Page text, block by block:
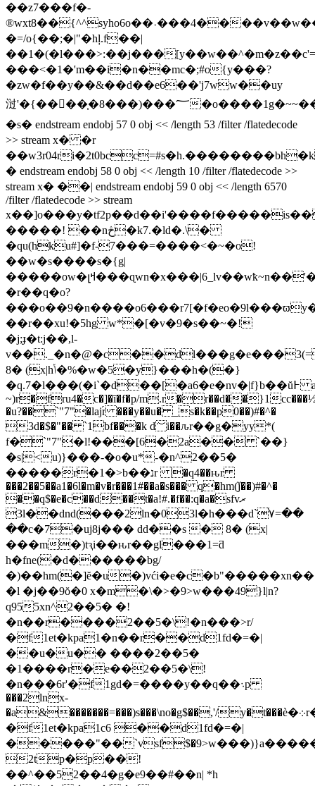
��z7���f�-
®wxt8��{^^syho6o��˓���4��
�=/o{��;�|"�hļ.f��|
��1�(�l���>:��j���
���<�1�'m��i�n��mc�;#o{y���?
�zw�f��y��&��d��e6��'j7ww��uy
㳡'�{���ٍ�֧�8���)���؅�o����1g�~~��o�s��o!e�?
�s� endstream endobj 57 0 obj << /length 53 /filter /flatedecode
>> stream x� �r
� endstream endobj 58 0 obj << /length 10 /filter /flatedecode >>
stream x� ��| endstream endobj 59 0 obj << /length 6570
/filter /flatedecode >> stream
�����! ��nڅ�k7.�ld�.\�
�qu(hku#]�f-7���=����<�~�o!
��w�s����s�{g|
�����ow�լߞ���ɋwn�x���|6_lv��wҟ~n��'��� '_����k'���j��ο�l��v </ֳ
�r��q�o?
��r��xu!�5hg w*�[�v�9�s��~�!
�j;ɟ�t:j��,l-
8� (x|hݳ�%�w�5�y}���h�(�}
�q.7�l���(�i`�d��[�a6�e�nv�|f}b��ŭ߅ a
~)r�fru4�c�]�ī�f�p/m.r�r��d��}1
�u?��`"7"�laj֜r ���y��u� _s�k��p0��)#�^�
3d�$�"�� `1bf���k d؅i��ԉr��g�yy*(
f�`"7"�l!���[6�2a�� `��}
�s|<u)}���-�o�u*-�n^2��5�
�����r�1�>b��נr �q4��ԋr
���2��5��a1�6l�m�v�r���1#��a�s��� q�hm(ǰ��)#�^�
��q$�e�c��d��t�a!#.�f��:q�a�sfvރ
3l��dnd(���2ln�03l�h���d`֫٧=��
��c�7�uj8j��� dd��s � 8� (x|
���m�)tԇi��ԋr��gl���1=ƌ
h�fne(�d������bg/
�)��hm(�]ĕ�u
�l �j��9ŏ�0 x�m�\�>�9>w���49}l|n?
q955xn^2��5� �!
�n��r����2��5�\!�n���>r/
�f1et�kpa1�n��r��d1fd�=�|
��u�u�� ����2��5�
�1����r�e��2��5�\!
�n���6r'�f1gd�=����y��q��܈p
���2lnx-
�a&�������=���)s���\no�g$��,'/y�t���ѐ�܀r��g��t���a��>r/
�f1et�kpa1c6 ��d1fd�=�|
�����"��`vsfֽ$
2tp�p��!
��^��52��4�g�e9��#��n| *h